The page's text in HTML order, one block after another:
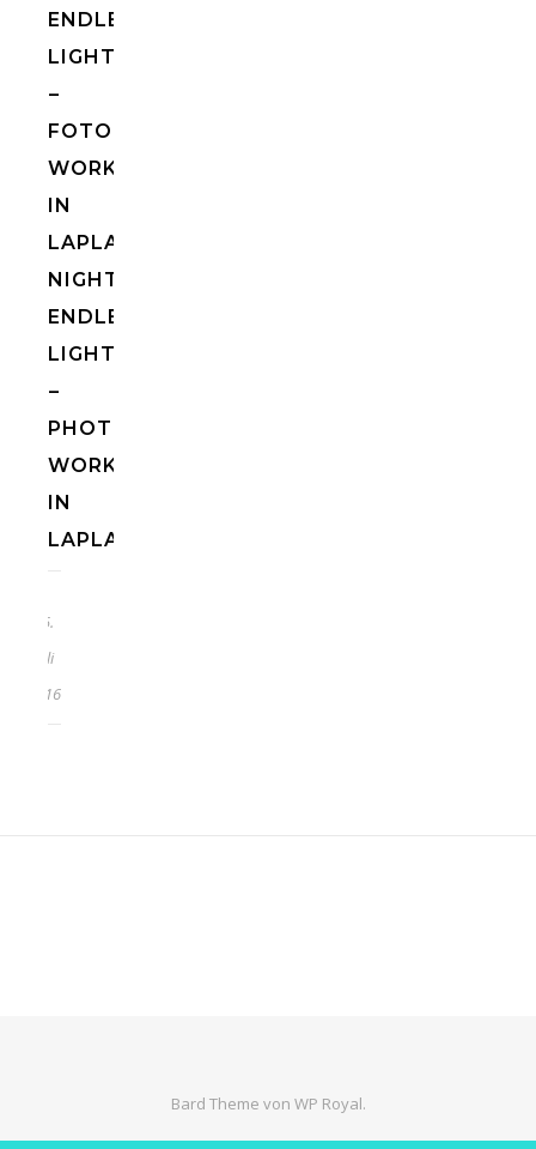
ENDLESS
LIGHT
–
FOTOGRAFIE
WORKSHOP
IN
LAPLAND[:EN]NIGHTLESS
NIGHT
ENDLESS
LIGHT
–
PHOTOGRAPHY
WORKSHOP
IN
LAPLAND[:]
15.
Juli
2016
Bard Theme von WP Royal.